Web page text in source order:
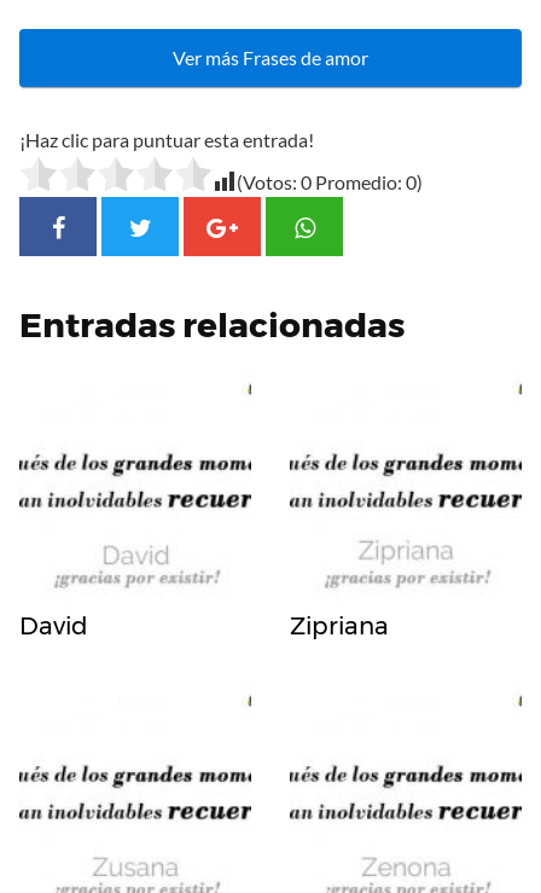
Ver más Frases de amor
¡Haz clic para puntuar esta entrada!
(Votos: 0 Promedio: 0)
Entradas relacionadas
David Zipriana